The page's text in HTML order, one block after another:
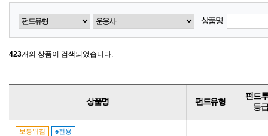
상품명
423개의 상품이 검색되었습니다.
상품명 펀드유형
펀드
등급
보통위험 e전용